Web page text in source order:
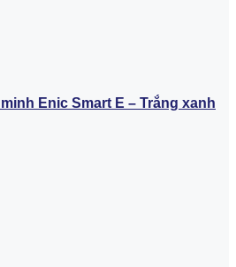
Enic Smart E – Trắng xanh